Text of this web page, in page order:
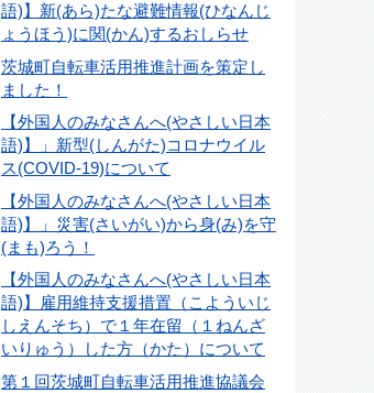
語)】新(あら)たな避難情報(ひなんじ
ょうほう)に関(かん)するおしらせ
茨城町自転車活用推進計画を策定し
ました！
【外国人のみなさんへ(やさしい日本
語)】」新型(しんがた)コロナウイル
ス(COVID-19)について
【外国人のみなさんへ(やさしい日本
語)】」災害(さいがい)から身(み)を守
(まも)ろう！
【外国人のみなさんへ(やさしい日本
語)】雇用維持支援措置（こよういじ
しえんそち）で１年在留（１ねんざ
いりゅう）した方（かた）について
第１回茨城町自転車活用推進協議会